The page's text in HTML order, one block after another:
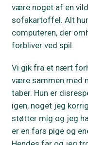
være noget af en
sofakartoffel. Alt
computeren, der
forbliver ved spil.
Vi gik fra et nært
være sammen med
taber. Hun er
igen, noget jeg
støtter mig og jeg
er en fars pige og